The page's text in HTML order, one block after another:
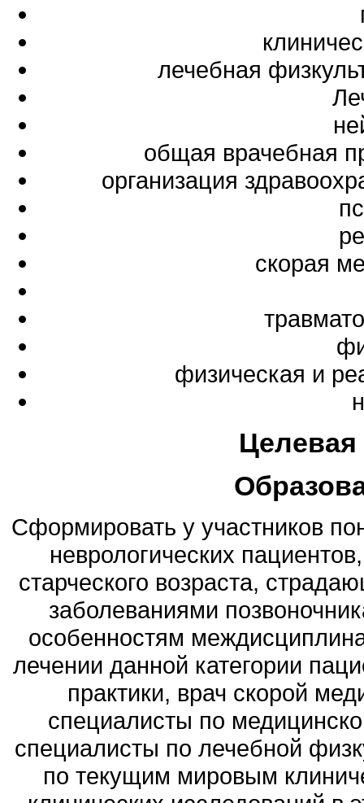
лечебная
общая врачебная
организация
скорая
физическая и
Сформировать у участников
неврологических
старческого возраста,
заболеваниями
особенностям
лечении данной категории
практики, врач скорой
специалисты по
специалисты по лечебной
по текущим мировым